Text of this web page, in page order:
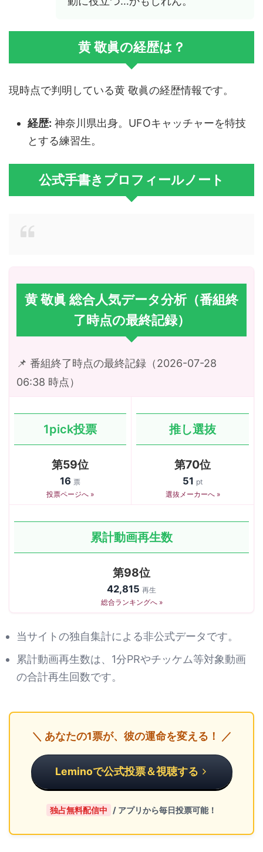
黄 敬眞の経歴は？
現時点で判明している黄 敬眞の経歴情報です。
経歴: 神奈川県出身。UFOキャッチャーを特技
とする練習生。
公式手書きプロフィールノート
黄 敬眞 総合人気データ分析（番組終
了時点の最終記録）
📌 番組終了時点の最終記録（2026-07-28
06:38 時点）
1pick投票
第59位
16 票
投票ページへ »
推し選抜
第70位
51 pt
選抜メーカーへ »
累計動画再生数
第98位
42,815 再生
総合ランキングへ »
当サイトの独自集計による非公式データです。
累計動画再生数は、1分PRやチッケム等対象動画
の合計再生回数です。
＼ あなたの1票が、彼の運命を変える！ ／
Leminoで公式投票＆視聴する
独占無料配信中 / アプリから毎日投票可能！